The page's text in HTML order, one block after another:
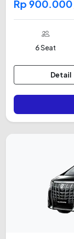
Rp 900.000
6 Seat
Detail